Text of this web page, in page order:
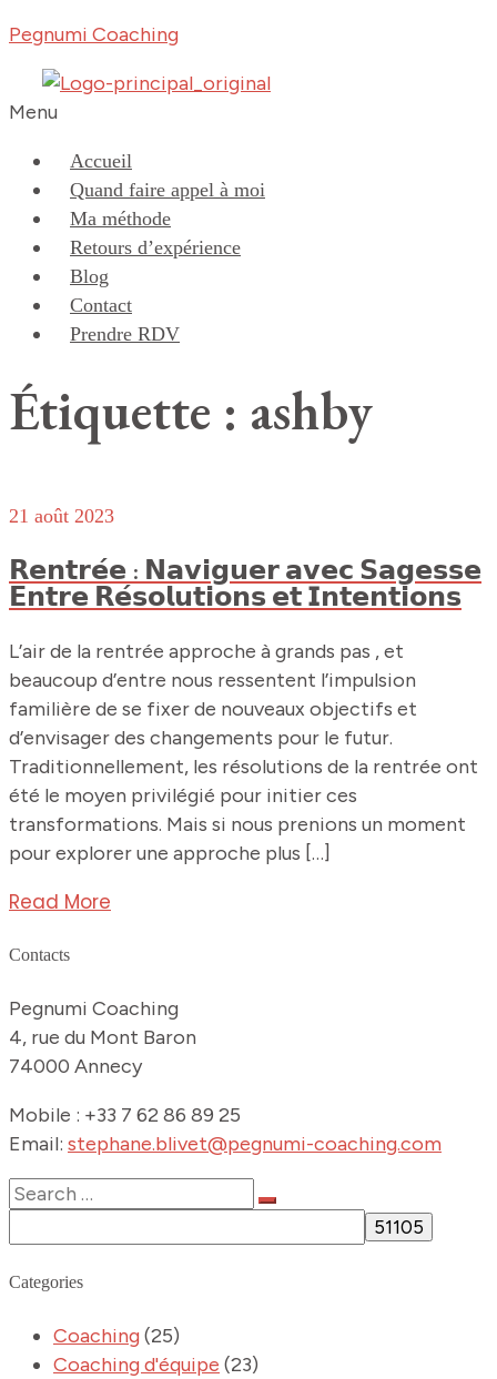
Pegnumi Coaching
Menu
Accueil
Quand faire appel à moi
Ma méthode
Retours d’expérience
Blog
Contact
Prendre RDV
Étiquette : ashby
21 août 2023
𝗥𝗲𝗻𝘁𝗿𝗲́𝗲 : 𝗡𝗮𝘃𝗶𝗴𝘂𝗲𝗿 𝗮𝘃𝗲𝗰 𝗦𝗮𝗴𝗲𝘀𝘀𝗲
𝗘𝗻𝘁𝗿𝗲 𝗥𝗲́𝘀𝗼𝗹𝘂𝘁𝗶𝗼𝗻𝘀 𝗲𝘁 𝗜𝗻𝘁𝗲𝗻𝘁𝗶𝗼𝗻𝘀
L’air de la rentrée approche à grands pas , et
beaucoup d’entre nous ressentent l’impulsion
familière de se fixer de nouveaux objectifs et
d’envisager des changements pour le futur.
Traditionnellement, les résolutions de la rentrée ont
été le moyen privilégié pour initier ces
transformations. Mais si nous prenions un moment
pour explorer une approche plus […]
Read More
Contacts
Pegnumi Coaching
4, rue du Mont Baron
74000 Annecy
Mobile : +33 7 62 86 89 25
Email: stephane.blivet@pegnumi-coaching.com
Categories
Coaching(25)
Coaching d'équipe (23)